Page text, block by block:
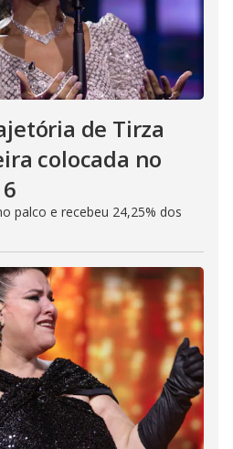
de Tirza
colocada no
palco e recebeu 24,25% dos